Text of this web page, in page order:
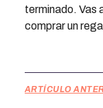
terminado. Vas
comprar un
ARTÍCULO